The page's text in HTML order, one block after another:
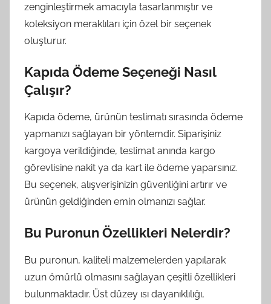
zenginleştirmek amacıyla tasarlanmıştır ve
koleksiyon meraklıları için özel bir seçenek
oluşturur.
Kapıda Ödeme Seçeneği Nasıl
Çalışır?
Kapıda ödeme, ürünün teslimatı sırasında ödeme
yapmanızı sağlayan bir yöntemdir. Siparişiniz
kargoya verildiğinde, teslimat anında kargo
görevlisine nakit ya da kart ile ödeme yaparsınız.
Bu seçenek, alışverişinizin güvenliğini artırır ve
ürünün geldiğinden emin olmanızı sağlar.
Bu Puronun Özellikleri Nelerdir?
Bu puronun, kaliteli malzemelerden yapılarak
uzun ömürlü olmasını sağlayan çeşitli özellikleri
bulunmaktadır. Üst düzey ısı dayanıklılığı,